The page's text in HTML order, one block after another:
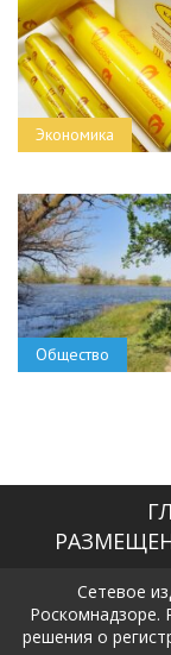
Экономика
Общество
Сетевое
Роскомнадзоре.
решения о